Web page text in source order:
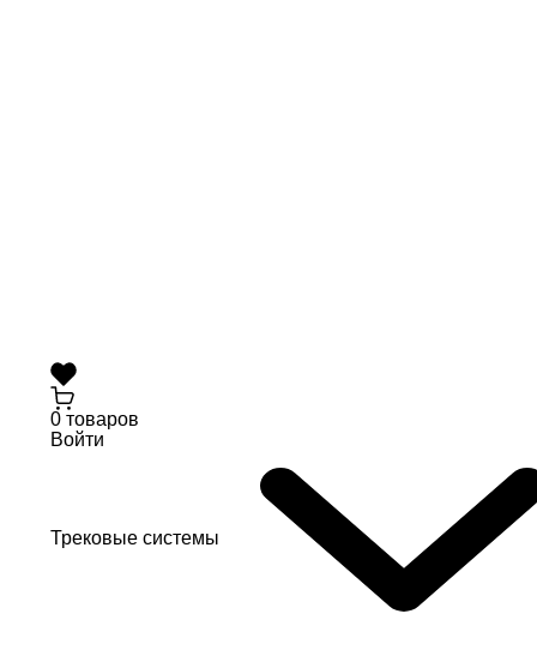
0 товаров
Войти
Трековые системы